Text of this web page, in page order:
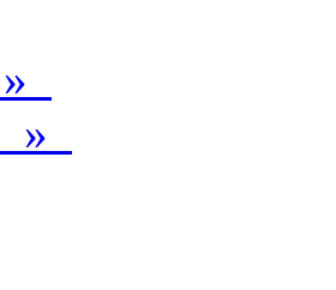
»
»